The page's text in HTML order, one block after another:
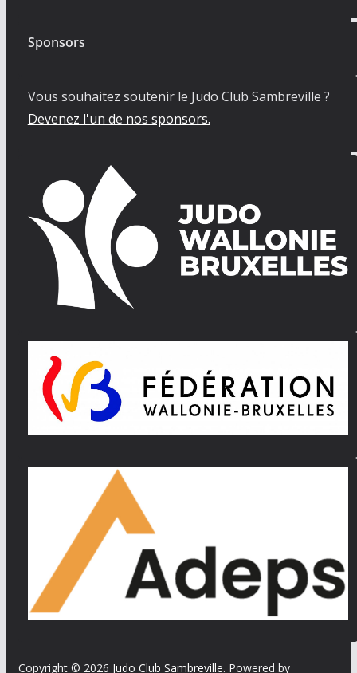
Sponsors
Vous souhaitez soutenir le Judo Club Sambreville ?
Devenez l'un de nos sponsors.
Copyright © 2026 Judo Club Sambreville. Powered by